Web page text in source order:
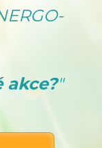
akce?"